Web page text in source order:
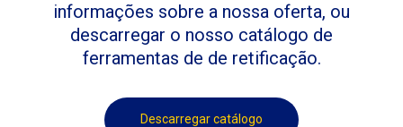
informações sobre a nossa oferta, ou
descarregar o nosso catálogo de
ferramentas de de retificação.
Descarregar catálogo